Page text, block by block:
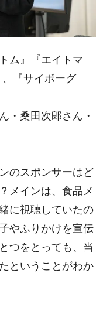
ム』『エイトマ
『サイボーグ
・桑田次郎さん・
のスポンサーはど
メインは、食品メ
に視聴していたの
やふりかけを宣伝
つをとっても、当
ということがわか